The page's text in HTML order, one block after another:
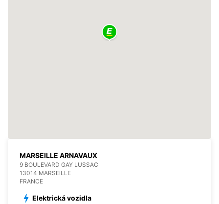
MARSEILLE ARNAVAUX
9 BOULEVARD GAY LUSSAC
13014 MARSEILLE
FRANCE
Elektrická vozidla